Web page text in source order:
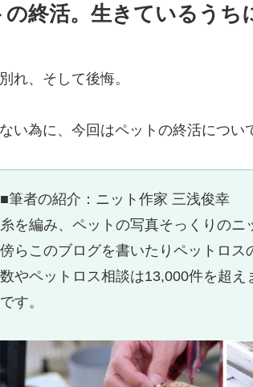
の終活。生きているうち
れ、そして後悔。
い為に、今回はペットの終活につい
■筆者の紹介：ニット作家 三浅俊幸
糸を編み、ペットの写真そっくりの
傍らこのブログを書いたりペットロ
数やペットロス相談は13,000件を超
です。